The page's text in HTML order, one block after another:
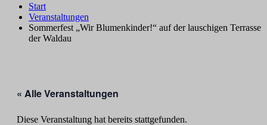
Start
Veranstaltungen
Sommerfest „Wir Blumenkinder!“ auf der lauschigen Terrasse
der Waldau
« Alle Veranstaltungen
Diese Veranstaltung hat bereits stattgefunden.